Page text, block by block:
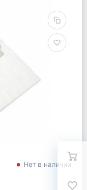
Нет в наличии